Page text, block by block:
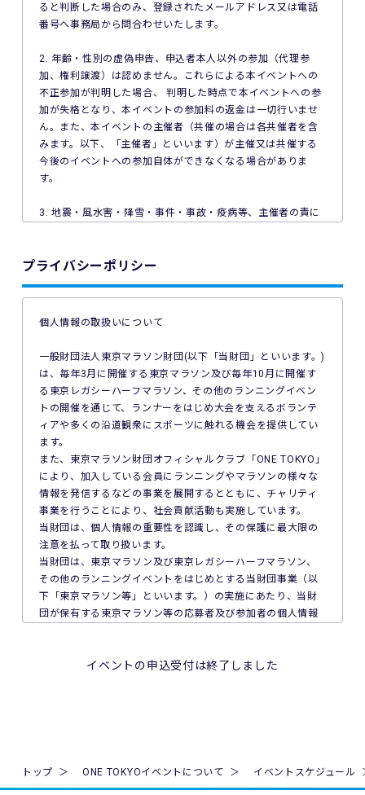
ると判断した場合のみ、登録されたメールアドレス又は電話
番号へ事務局から問合わせいたします。
2. 年齢・性別の虚偽申告、申込者本人以外の参加（代理参
加、権利譲渡）は認めません。これらによる本イベントへの
不正参加が判明した場合、 判明した時点で本イベントへの参
加が失格となり、本イベントの参加料の返金は一切行いませ
ん。また、本イベントの主催者（共催の場合は各共催者を含
みます。以下、「主催者」といいます）が主催又は共催する
今後のイベントへの参加自体ができなくなる場合がありま
す。
3. 地震・風水害・降雪・事件・事故・疫病等、主催者の責に
トへのエントリーができない場合があります。ご利用の端末
切の責任を負いません。
5. 公共交通機関の遅延、道路事情その他いかなる理由による
本イベントへの参加の遅刻又は不参加であっても、主催者は
一切責任を負わず、本イベントの参加料の返金等は一切行い
6. 本イベントの参加料についての領収証は発行いたしませ
7. 主催者は本イベントの参加者の疾病や紛失、その他の事故
に際し、主催者に故意又は重過失がある場合を除き、主催者
が加入する保険の給付額以上の損害を賠償する責任を負いま
せん。なお、本イベントの参加者は、自己の健康状態や体調
に注意を払うものとします。
8. 本イベント中の映像・写真・記事・記録・参加者の氏名、
び利用の権利は主催者に属します。
されるものとします。
プライバシーポリシー
個人情報の取扱いについて
一般財団法人東京マラソン財団(以下「当財団」といいます。)
は、毎年3月に開催する東京マラソン及び毎年10月に開催す
る東京レガシーハーフマラソン、その他のランニングイベン
トの開催を通じて、ランナーをはじめ大会を支えるボランテ
ィアや多くの沿道観衆にスポーツに触れる機会を提供してい
ます。
また、東京マラソン財団オフィシャルクラブ「ONE TOKYO」
により、加入している会員にランニングやマラソンの様々な
情報を発信するなどの事業を展開するとともに、チャリティ
事業を行うことにより、社会貢献活動も実施しています。
当財団は、個人情報の重要性を認識し、その保護に最大限の
注意を払って取り扱います。
当財団は、東京マラソン及び東京レガシーハーフマラソン、
その他のランニングイベントをはじめとする当財団事業（以
下「東京マラソン等」といいます。）の実施にあたり、当財
団が保有する東京マラソン等の応募者及び参加者の個人情報
1. 法令、国が定める指針その他の規範の遵守について
程」といいます。）を遵守し、厳正な管理のもとで行いま
イベントの申込受付は終了しました
トップ ONE TOKYOイベントについて イベントスケジュール